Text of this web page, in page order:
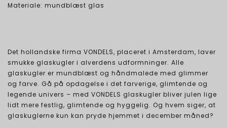
Materiale: mundblæst glas
​Det hollandske firma VONDELS, placeret i Amsterdam, laver
smukke glaskugler i alverdens udformninger. ​​Alle
glaskugler er mundblæst og håndmalede med glimmer
og farve. ​​Gå på opdagelse i det farverige, glimtende og
legende univers – med VONDELS glaskugler bliver julen lige
lidt mere festlig, glimtende og hyggelig. Og hvem siger, at
glaskuglerne kun kan pryde hjemmet i december måned?